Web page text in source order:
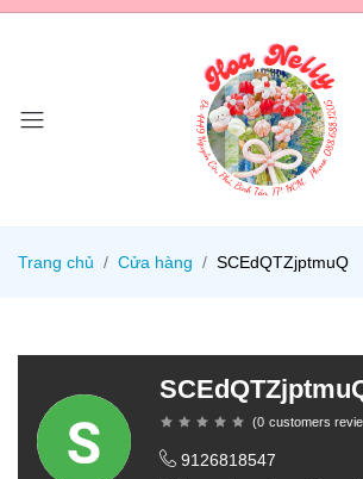
Trang chủ Cửa hàng SCEdQTZjptmuQ
(0 customers
9126818547